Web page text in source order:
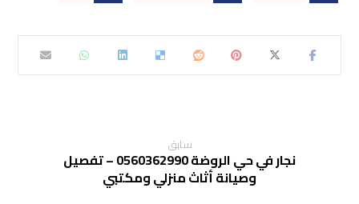
سابق
نجار في حي الروضة 0560362990 – تفصيل
وصيانة أثاث منزلي ومكتبي